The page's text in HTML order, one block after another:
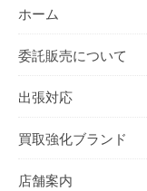
ホーム
委託販売について
出張対応
買取強化ブランド
店舗案内